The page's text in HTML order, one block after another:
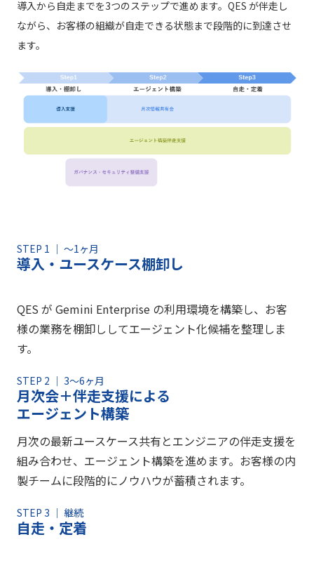
導入から自走までを3つのステップで進めます。QES が伴走し
ながら、お客様の組織が自走できる状態まで段階的に到達させ
ます。
STEP 1 ｜ 〜1ヶ月
導入・ユースケース棚卸し
QES が Gemini Enterprise の利用環境を構築し、お客
様の業務を棚卸ししてエージェント化候補を整理しま
す。
STEP 2 ｜ 3〜6ヶ月
月次会＋伴走支援による
エージェント構築
月次の最新ユースケース共有とエンジニアの伴走支援を
組み合わせ、エージェント構築を進めます。お客様の内
製チームに段階的にノウハウが蓄積されます。
STEP 3 ｜ 継続
自走・定着